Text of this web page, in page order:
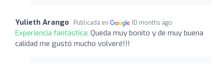
Yulieth Arango Publicada en 10 months ago
Experiencia fantástica: Queda muy bonito y de muy buena
calidad me gustó mucho volveré!!!